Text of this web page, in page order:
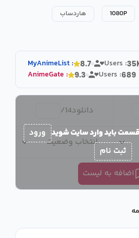
1080P هاردساب
MyAnimeList : 8.7 Users :
AnimeGate : 9.3 Users :689
دانلود14
/
انتخاب وضعیت
اضافه به لیست
قسمت باید وارد سایت شوید ورود
ثبت نام